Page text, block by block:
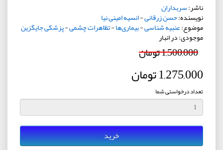
ناشر:سربداران
نویسنده:حسن زرقانی-انسیه امینی نیا
موضوع:عنبیه شناسی-بیماری‌ها-تظاهرات چشمی-پزشکی جایگزین
موجودی: در انبار
1,500,000 تومان
1,275,000 تومان
تعداد درخواستی شما
خرید